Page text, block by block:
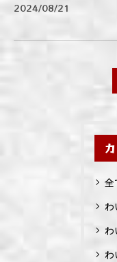
2024/08/21
全
わ
わ